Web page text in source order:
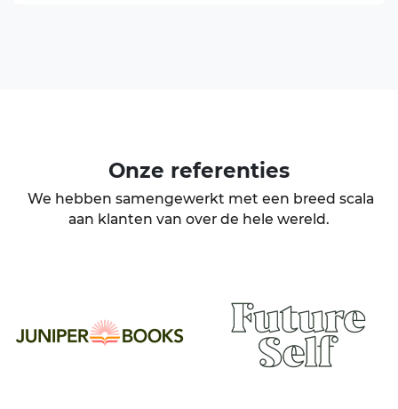
Onze referenties
We hebben samengewerkt met een breed scala
aan klanten van over de hele wereld.